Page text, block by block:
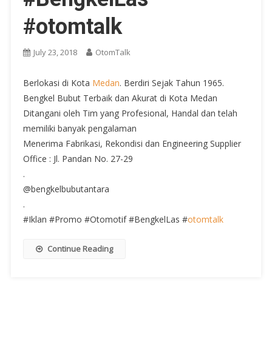
#otomtalk
July 23, 2018 OtomTalk
Berlokasi di Kota Medan. Berdiri Sejak Tahun 1965.
Bengkel Bubut Terbaik dan Akurat di Kota Medan
Ditangani oleh Tim yang Profesional, Handal dan telah
memiliki banyak pengalaman
Menerima Fabrikasi, Rekondisi dan Engineering Supplier
Office : Jl. Pandan No. 27-29
.
@bengkelbubutantara
.
#Iklan #Promo #Otomotif #BengkelLas #otomtalk
Continue Reading